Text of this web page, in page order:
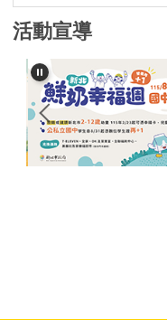
活動宣導